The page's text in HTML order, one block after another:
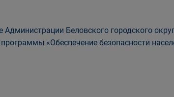
Беловского городского
«Обеспечение безопасности